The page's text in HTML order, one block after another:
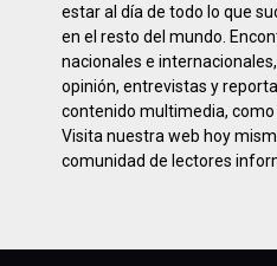
estar al día de todo lo que
en el resto del mundo.
nacionales e
opinión, entrevistas y
contenido multimedia, como
Visita nuestra web hoy
comunidad de lectores